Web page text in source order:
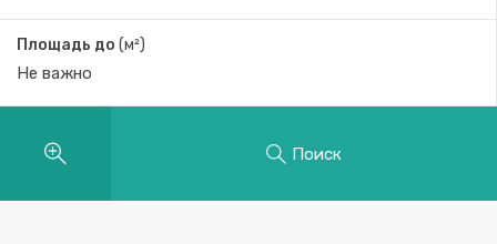
Площадь до (м²)
Поиск